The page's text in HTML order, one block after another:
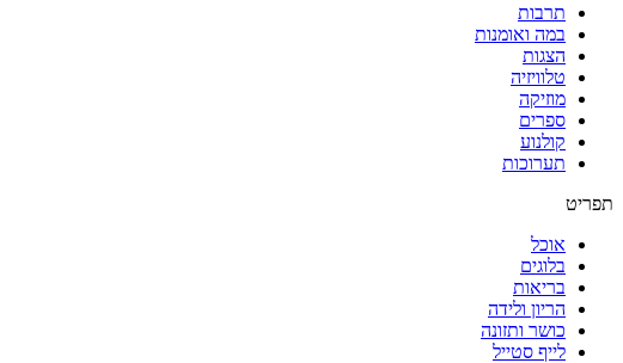
תרבות
במה ואומנות
הצגות
טלוויזיה
מוזיקה
ספרים
קולנוע
תערוכות
תפריט
אוכל
בלוגים
בריאות
הריון ולידה
כושר ותזונה
לייף סטייל